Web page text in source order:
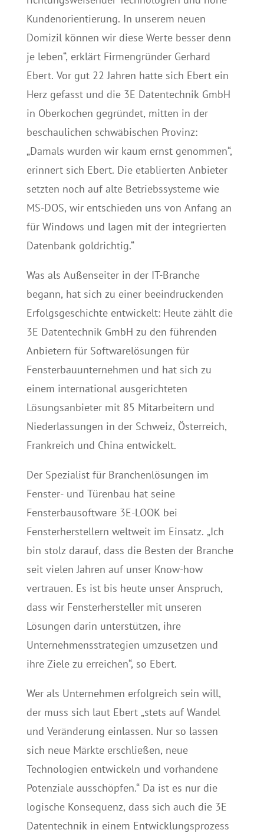
Kundenorientierung. In unserem neuen
Domizil können wir diese Werte besser denn
je leben“, erklärt Firmengründer Gerhard
Ebert. Vor gut 22 Jahren hatte sich Ebert ein
Herz gefasst und die 3E Datentechnik GmbH
in Oberkochen gegründet, mitten in der
beschaulichen schwäbischen Provinz:
„Damals wurden wir kaum ernst genommen“,
erinnert sich Ebert. Die etablierten Anbieter
setzten noch auf alte Betriebssysteme wie
MS-DOS, wir entschieden uns von Anfang an
für Windows und lagen mit der integrierten
Datenbank goldrichtig.“
Was als Außenseiter in der IT-Branche
begann, hat sich zu einer beeindruckenden
Erfolgsgeschichte entwickelt: Heute zählt die
3E Datentechnik GmbH zu den führenden
Anbietern für Softwarelösungen für
Fensterbauunternehmen und hat sich zu
einem international ausgerichteten
Lösungsanbieter mit 85 Mitarbeitern und
Niederlassungen in der Schweiz, Österreich,
Frankreich und China entwickelt.
Der Spezialist für Branchenlösungen im
Fenster- und Türenbau hat seine
Fensterbausoftware 3E-LOOK bei
Fensterherstellern weltweit im Einsatz. „Ich
bin stolz darauf, dass die Besten der Branche
seit vielen Jahren auf unser Know-how
vertrauen. Es ist bis heute unser Anspruch,
dass wir Fensterhersteller mit unseren
Lösungen darin unterstützen, ihre
Unternehmensstrategien umzusetzen und
ihre Ziele zu erreichen“, so Ebert.
Wer als Unternehmen erfolgreich sein will,
der muss sich laut Ebert „stets auf Wandel
und Veränderung einlassen. Nur so lassen
sich neue Märkte erschließen, neue
Technologien entwickeln und vorhandene
Potenziale ausschöpfen.“ Da ist es nur die
logische Konsequenz, dass sich auch die 3E
Datentechnik in einem Entwicklungsprozess